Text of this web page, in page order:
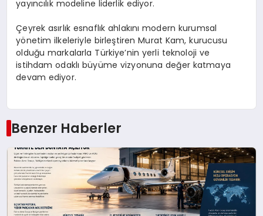
yayıncılık modeline liderlik ediyor.
Çeyrek asırlık esnaflık ahlakını modern kurumsal
yönetim ilkeleriyle birleştiren Murat Kam, kurucusu
olduğu markalarla Türkiye’nin yerli teknoloji ve
istihdam odaklı büyüme vizyonuna değer katmaya
devam ediyor.
Benzer Haberler